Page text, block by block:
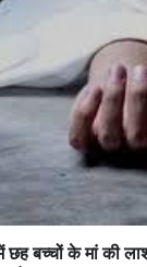
बच्चों के मां की